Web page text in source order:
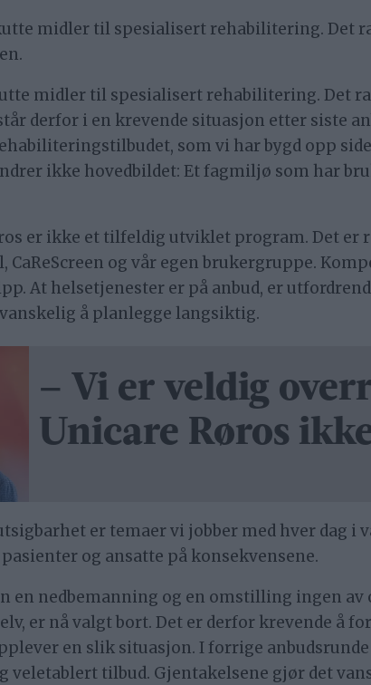
midler til spesialisert rehabilitering. Det
midler til spesialisert rehabilitering. Det
derfor i en krevende situasjon etter siste
som vi har bygd opp
ikke hovedbildet: Et fagmiljø som har
er ikke et tilfeldig utviklet program. Det er
CaReScreen og vår egen brukergruppe.
At helsetjenester er på anbud, er
å planlegge langsiktig.
– Vi er veldig
Unicare Røros
er temaer vi jobber med hver dag i
og ansatte på konsekvensene.
en nedbemanning og en omstilling ingen
er nå valgt bort. Det er derfor krevende å
en slik situasjon. I forrige
veletablert tilbud. Gjentakelsene gjør det